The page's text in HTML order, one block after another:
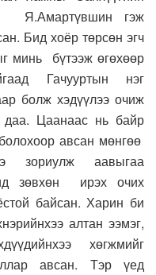
Я.Амартүвшин гэж
Бид хоёр төрсөн эгч
минь бүтээж өгөхөөр
Гачууртын нэг
болж хэдүүлээ очиж
Цаанаас нь байр
авсан мөнгөө
зориулж аавыгаа
зөвхөн ирэх очих
байсан. Харин би
алтан ээмэг,
хөгжмийг
авсан. Тэр үед